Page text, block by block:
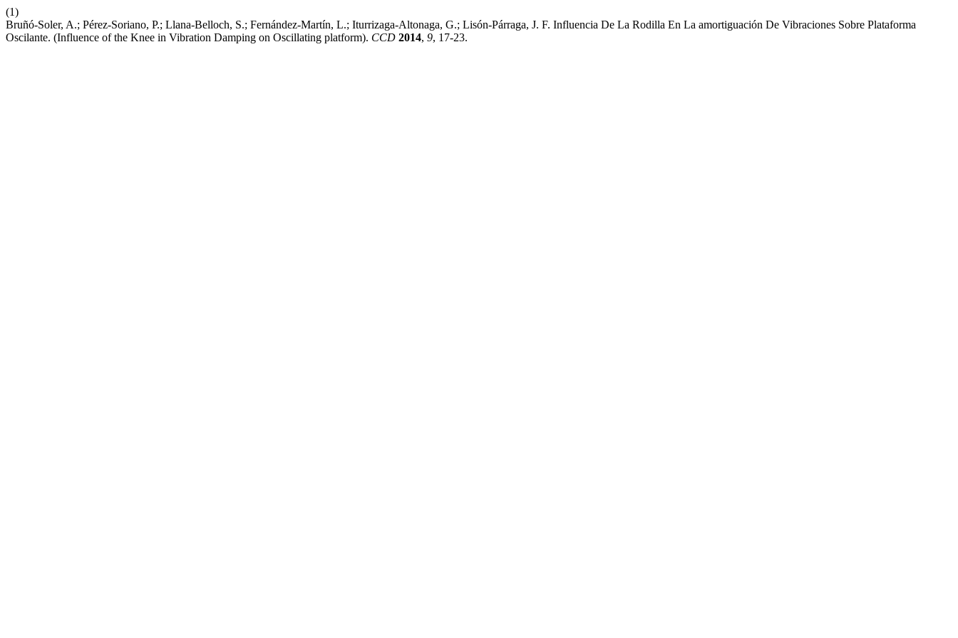
(1)
Bruñó-Soler, A.; Pérez-Soriano, P.; Llana-Belloch, S.; Fernández-Martín, L.; Iturrizaga-Altonaga, G.; Lisón-Párraga, J. F. Influencia De La Rodilla En La amortiguación De Vibraciones Sobre Plataforma
Oscilante. (Influence of the Knee in Vibration Damping on Oscillating platform). CCD 2014, 9, 17-23.